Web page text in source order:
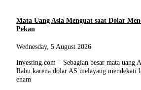
Mata Uang Asia Menguat saat Dolar
Pekan
Wednesday, 5 August 2026
Investing.com – Sebagian besar mata uang
Rabu karena dolar AS melayang mendekati
enam